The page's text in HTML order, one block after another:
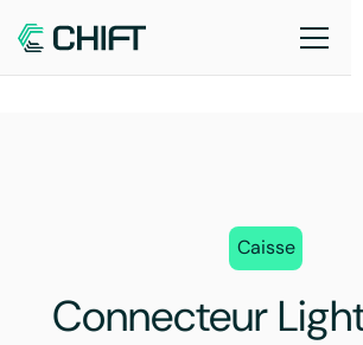
Caisse
Connecteur